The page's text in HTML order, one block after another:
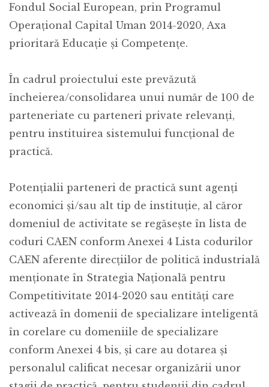
Fondul Social European, prin Programul
Operațional Capital Uman 2014-2020, Axa
prioritară Educație și Competențe.
În cadrul proiectului este prevăzută
încheierea/consolidarea unui număr de 100 de
parteneriate cu parteneri private relevanți,
pentru instituirea sistemului funcțional de
practică.
Potențialii parteneri de practică sunt agenți
economici și/sau alt tip de instituție, al căror
domeniul de activitate se regăsește în lista de
coduri CAEN conform Anexei 4 Lista codurilor
CAEN aferente direcțiilor de politică industrială
menționate în Strategia Națională pentru
Competitivitate 2014-2020 sau entități care
activează în domenii de specializare inteligentă
în corelare cu domeniile de specializare
conform Anexei 4 bis, și care au dotarea şi
personalul calificat necesar organizării unor